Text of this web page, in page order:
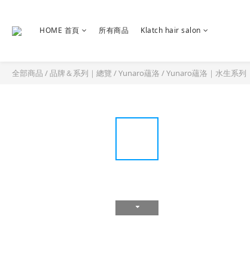
HOME 首頁 所有商品 Klatch hair salon
全部商品 /品牌＆系列｜總覽 /Yunaro蘊洛 /Yunaro蘊洛｜水生系列